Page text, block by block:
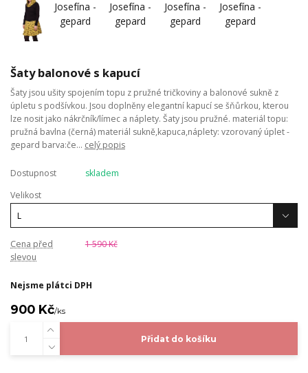
Šaty balonové s kapucí
Šaty jsou ušity spojením topu z pružné tričkoviny a balonové sukně z
úpletu s podšívkou. Jsou doplněny elegantní kapucí se šňůrkou, kterou
lze nosit jako nákrčník/límec a náplety. Šaty jsou pružné. materiál topu:
pružná bavlna (černá) materiál sukně,kapuca,náplety: vzorovaný úplet -
gepard barva:če... celý popis
Dostupnost
skladem
Velikost
Cena před
slevou
1 590 Kč
Nejsme plátci DPH
900 Kč/ks
Přidat do košíku